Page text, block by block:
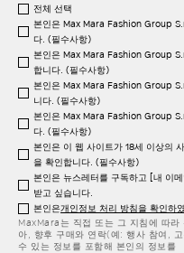
전체 선택
본인은 Max Mara Fashion Group
다. (필수사항)
본인은 Max Mara Fashion Group
합니다. (필수사항)
본인은 Max Mara Fashion Group
니다. (필수사항)
본인은 Max Mara Fashion Group
다. (필수사항)
본인은 이 웹 사이트가 18세 이상의
을 확인합니다. (필수사항)
본인은 뉴스레터를 구독하고 [내 이
받고 싶습니다.
본인은개인정보 처리 방침을 확인하
MaxMara는 직접 또는 그 지침에 따
아, 향후 구매와 연락(예: 행사 참여,
수 있는 정보를 포함해 본인의 정보를